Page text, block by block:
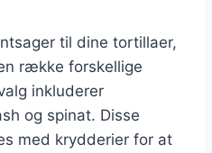
til dine tortillaer,
række forskellige
inkluderer
og spinat. Disse
med krydderier for at